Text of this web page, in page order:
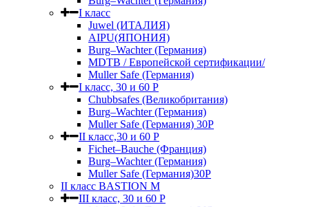
I класс
Juwel (ИТАЛИЯ)
AIPU(ЯПОНИЯ)
Burg–Wachter (Германия)
MDTB / Европейской сертификации/
Muller Safe (Германия)
I класс, 30 и 60 P
Chubbsafes (Великобритания)
Burg–Wachter (Германия)
Muller Safe (Германия) 30Р
II класс,30 и 60 P
Fichet–Bauche (Франция)
Burg–Wachter (Германия)
Muller Safe (Германия)30P
II класс BASTION M
III класс, 30 и 60 P